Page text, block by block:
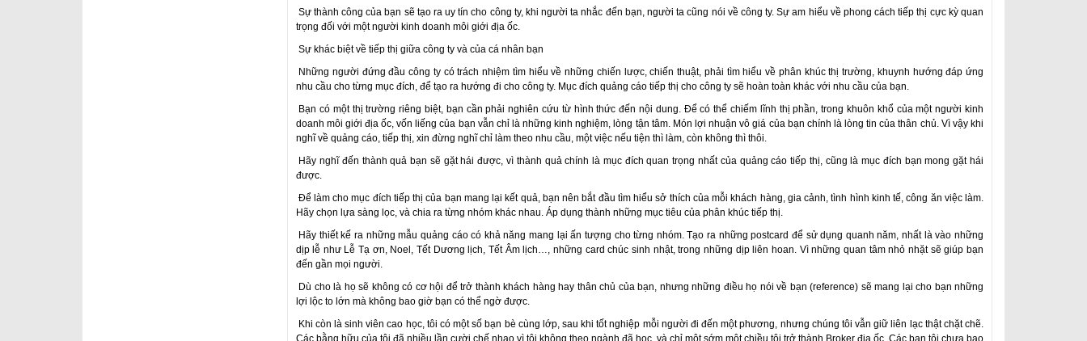
Sự thành công của bạn sẽ tạo ra uy tín cho công ty, khi người ta nhắc đến bạn, người ta cũng nói về công ty. Sự am hiểu về phong cách tiếp thị cực kỳ quan
trọng đối với một người kinh doanh môi giới địa ốc.
Sự khác biệt về tiếp thị giữa công ty và của cá nhân bạn
Những người đứng đầu công ty có trách nhiệm tìm hiểu về những chiến lược, chiến thuật, phải tìm hiểu về phân khúc thị trường, khuynh hướng đáp ứng
nhu cầu cho từng mục đích, để tạo ra hướng đi cho công ty. Mục đích quảng cáo tiếp thị cho công ty sẽ hoàn toàn khác với nhu cầu của bạn.
Bạn có một thị trường riêng biệt, bạn cần phải nghiên cứu từ hình thức đến nội dung. Để có thể chiếm lĩnh thị phần, trong khuôn khổ của một người kinh
doanh môi giới địa ốc, vốn liếng của bạn vẫn chỉ là những kinh nghiệm, lòng tận tâm. Món lợi nhuận vô giá của bạn chính là lòng tin của thân chủ. Vì vậy khi
nghĩ về quảng cáo, tiếp thị, xin đừng nghĩ chỉ làm theo nhu cầu, một việc nếu tiện thì làm, còn không thì thôi.
Hãy nghĩ đến thành quả bạn sẽ gặt hái được, vì thành quả chính là mục đích quan trọng nhất của quảng cáo tiếp thị, cũng là mục đích bạn mong gặt hái
được.
Để làm cho mục đích tiếp thị của bạn mang lại kết quả, bạn nên bắt đầu tìm hiểu sở thích của mỗi khách hàng, gia cảnh, tình hình kinh tế, công ăn việc làm.
Hãy chọn lựa sàng lọc, và chia ra từng nhóm khác nhau. Áp dụng thành những mục tiêu của phân khúc tiếp thị.
Hãy thiết kế ra những mẫu quảng cáo có khả năng mang lại ấn tượng cho từng nhóm. Tạo ra những postcard để sử dụng quanh năm, nhất là vào những
dịp lễ như Lễ Tạ ơn, Noel, Tết Dương lịch, Tết Âm lịch…, những card chúc sinh nhật, trong những dịp liên hoan. Vì những quan tâm nhỏ nhặt sẽ giúp bạn
đến gần mọi người.
Dù cho là họ sẽ không có cơ hội để trở thành khách hàng hay thân chủ của bạn, nhưng những điều họ nói về bạn (reference) sẽ mang lại cho bạn những
lợi lộc to lớn mà không bao giờ bạn có thể ngờ được.
Khi còn là sinh viên cao học, tôi có một số bạn bè cùng lớp, sau khi tốt nghiệp mỗi người đi đến một phương, nhưng chúng tôi vẫn giữ liên lạc thật chặt chẽ.
Các bằng hữu của tôi đã nhiều lần cười chế nhạo vì tôi không theo ngành đã học, và chỉ một sớm một chiều tôi trở thành Broker địa ốc. Các bạn tôi chưa bao